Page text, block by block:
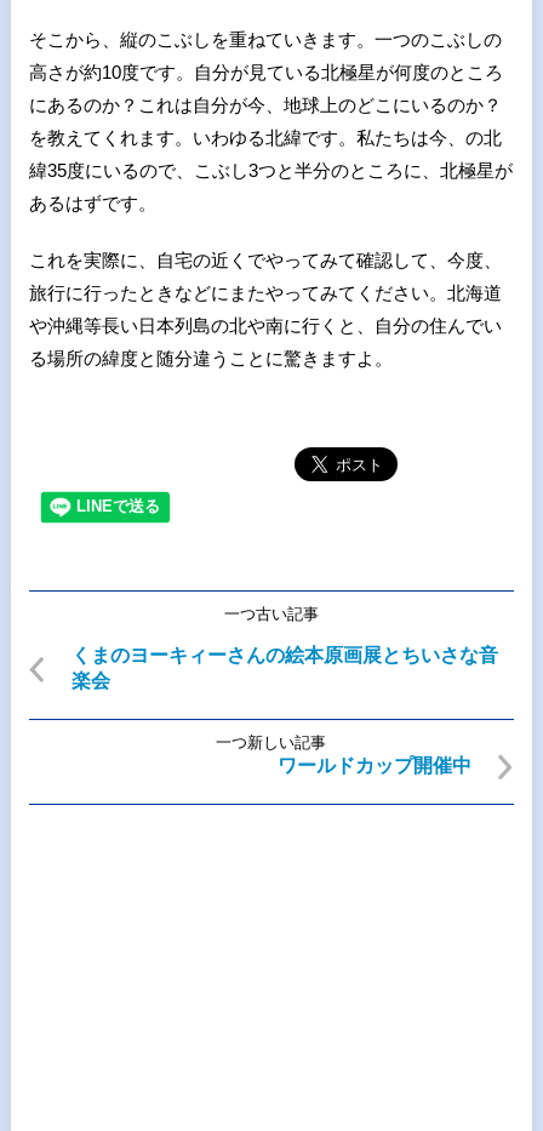
そこから、縦のこぶしを重ねていきます。一つのこぶしの
高さが約10度です。自分が見ている北極星が何度のところ
にあるのか？これは自分が今、地球上のどこにいるのか？
を教えてくれます。いわゆる北緯です。私たちは今、の北
緯35度にいるので、こぶし3つと半分のところに、北極星が
あるはずです。
これを実際に、自宅の近くでやってみて確認して、今度、
旅行に行ったときなどにまたやってみてください。北海道
や沖縄等長い日本列島の北や南に行くと、自分の住んでい
る場所の緯度と随分違うことに驚きますよ。
一つ古い記事
くまのヨーキィーさんの絵本原画展とちいさな音
楽会
一つ新しい記事
ワールドカップ開催中